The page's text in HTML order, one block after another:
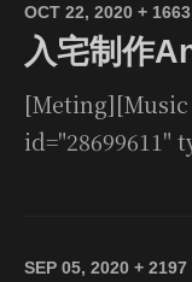
OCT 22, 2020 +
入宅制作
[Meting][Music
id="28699611"
SEP 05, 2020 + 2197